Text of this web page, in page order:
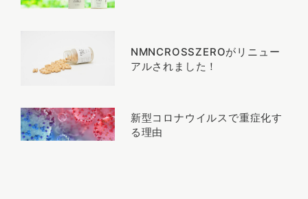
NMNCROSSZEROがリニュー
アルされました！
新型コロナウイルスで重症化す
る理由